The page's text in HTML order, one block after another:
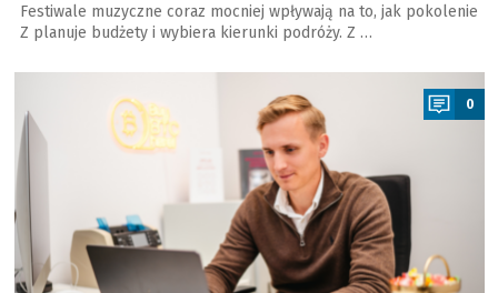
Festiwale muzyczne coraz mocniej wpływają na to, jak pokolenie
Z planuje budżety i wybiera kierunki podróży. Z …
a
0